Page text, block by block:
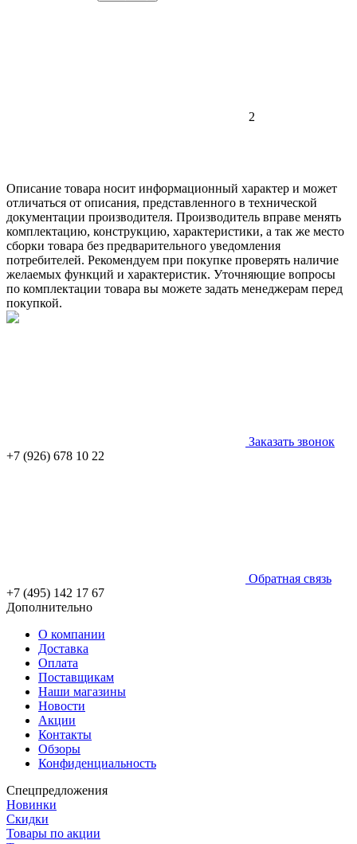
2
Описание товара носит информационный характер и может
отличаться от описания, представленного в технической
документации производителя. Производитель вправе менять
комплектацию, конструкцию, характеристики, а так же место
сборки товара без предварительного уведомления
потребителей. Рекомендуем при покупке проверять наличие
желаемых функций и характеристик. Уточняющие вопросы
по комплектации товара вы можете задать менеджерам перед
покупкой.
Заказать звонок
+7 (926) 678 10 22
Обратная связь
+7 (495) 142 17 67
Дополнительно
О компании
Доставка
Оплата
Поставщикам
Наши магазины
Новости
Акции
Контакты
Обзоры
Конфиденциальность
Спецпредложения
Новинки
Скидки
Товары по акции